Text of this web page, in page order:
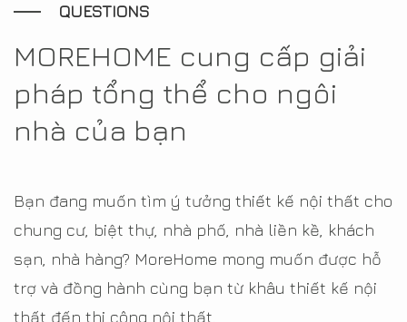
QUESTIONS
MOREHOME cung cấp giải
pháp tổng thể cho ngôi
nhà của bạn
Bạn đang muốn tìm ý tưởng thiết kế nội thất cho
chung cư, biệt thự, nhà phố, nhà liền kề, khách
sạn, nhà hàng? MoreHome mong muốn được hỗ
trợ và đồng hành cùng bạn từ khâu thiết kế nội
thất đến thi công nội thất.